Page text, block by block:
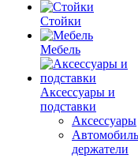
Стойки
Мебель
Аксессуары и
подставки
Аксессуары
держатели